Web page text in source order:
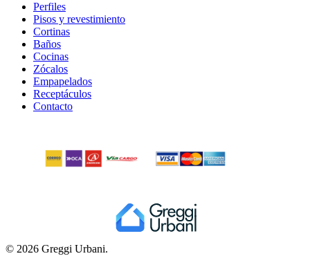
Perfiles
Pisos y revestimiento
Cortinas
Baños
Cocinas
Zócalos
Empapelados
Receptáculos
Contacto
© 2026 Greggi Urbani.